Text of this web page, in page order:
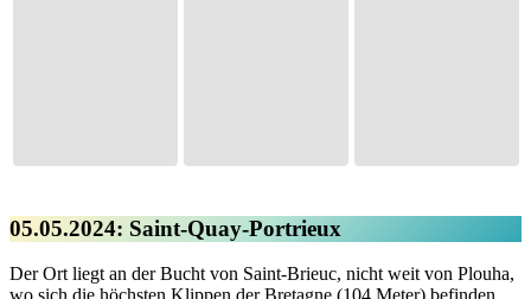
05.05.2024: Saint-Quay-Portrieux
Der Ort liegt an der Bucht von Saint-Brieuc, nicht weit von Plouha,